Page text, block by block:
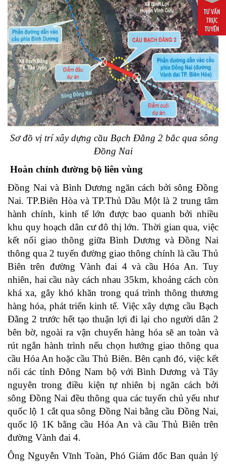
Sơ đồ vị trí xây dựng cầu Bạch Đằng 2 bắc qua sông
Đồng Nai
Hoàn chỉnh đường bộ liên vùng
Đồng Nai và Bình Dương ngăn cách bởi sông Đồng
Nai. TP.Biên Hòa và TP.Thủ Dầu Một là 2 trung tâm
hành chính, kinh tế lớn được bao quanh bởi nhiều
khu quy hoạch dân cư đô thị lớn. Thời gian qua, việc
kết nối giao thông giữa Bình Dương và Đồng Nai
thông qua 2 tuyến đường giao thông chính là cầu Thủ
Biên trên đường Vành đai 4 và cầu Hóa An. Tuy
nhiên, hai cầu này cách nhau 35km, khoảng cách còn
khá xa, gây khó khăn trong quá trình thông thương
hàng hóa, phát triển kinh tế. Việc xây dựng cầu Bạch
Đằng 2 trước hết tạo thuận lợi đi lại cho người dân 2
bên bờ, ngoài ra vận chuyển hàng hóa sẽ an toàn và
rút ngắn hành trình nếu chọn hướng giao thông qua
cầu Hóa An hoặc cầu Thủ Biên. Bên cạnh đó, việc kết
nối các tỉnh Đông Nam bộ với Bình Dương và Tây
nguyên trong điều kiện tự nhiên bị ngăn cách bởi
sông Đồng Nai đều thông qua các tuyến chủ yếu như
quốc lộ 1 cắt qua sông Đồng Nai bằng cầu Đồng Nai,
quốc lộ 1K bằng cầu Hóa An và cầu Thủ Biên trên
đường Vành đai 4.
Ông Nguyễn Vĩnh Toàn, Phó Giám đốc Ban quản lý